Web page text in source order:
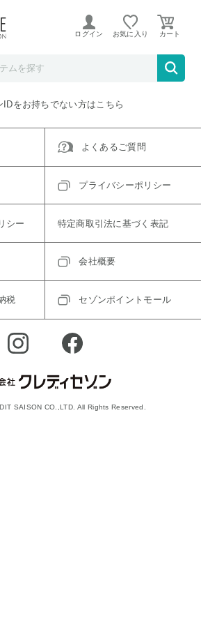
おります。
ログイン お気に入り
扱い終了、またはただいま取り扱い
IDをお持ちでない方はこちら
よくあるご質問
プライバシーポリシー
シー 特定商取引法に基づく表記
会社概要
税 セゾンポイントモール
SAISON CO.,LTD. All Rights Reserved.